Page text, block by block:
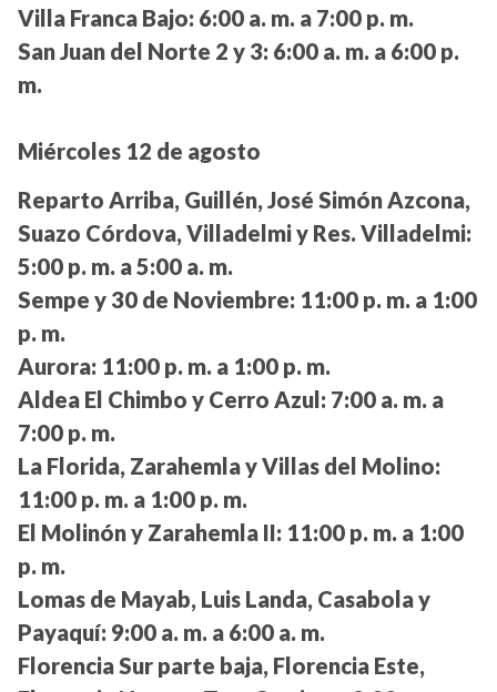
Villa Franca Bajo: 6:00 a. m. a 7:00 p. m.
San Juan del Norte 2 y 3: 6:00 a. m. a 6:00 p.
m.
Miércoles 12 de agosto
Reparto Arriba, Guillén, José Simón Azcona,
Suazo Córdova, Villadelmi y Res. Villadelmi:
5:00 p. m. a 5:00 a. m.
Sempe y 30 de Noviembre: 11:00 p. m. a 1:00
p. m.
Aurora: 11:00 p. m. a 1:00 p. m.
Aldea El Chimbo y Cerro Azul: 7:00 a. m. a
7:00 p. m.
La Florida, Zarahemla y Villas del Molino:
11:00 p. m. a 1:00 p. m.
El Molinón y Zarahemla II: 11:00 p. m. a 1:00
p. m.
Lomas de Mayab, Luis Landa, Casabola y
Payaquí: 9:00 a. m. a 6:00 a. m.
Florencia Sur parte baja, Florencia Este,